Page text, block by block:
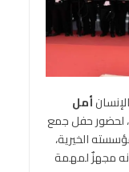
أمل
، لحضور حفل جمع
الخيرية،
مجهزٌ لمهمة